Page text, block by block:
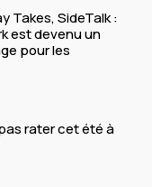
Takes, SideTalk :
est devenu un
pour les
rater cet été à